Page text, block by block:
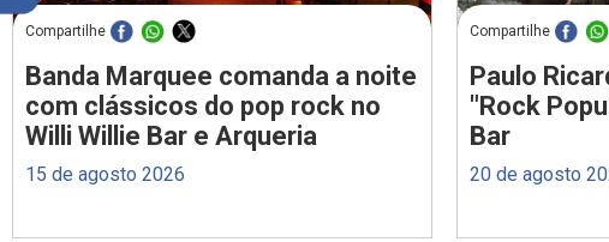
Compartilhe
Banda Marquee comanda a noite
com clássicos do pop rock no
Willi Willie Bar e Arqueria
15 de agosto 2026
Compartilhe
Paulo
"Rock
Bar
20 de agosto